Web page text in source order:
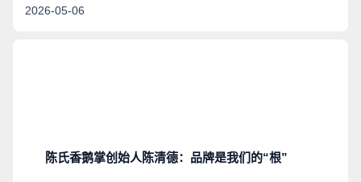
2026-05-06
陈氏香鹅掌创始人陈清德：品牌是我们的“根”